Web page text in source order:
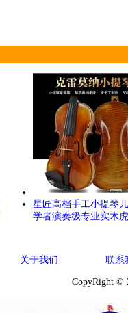
星匠高档手工小提琴
学者演奏级专业实木
关于我们 联系
CopyRight ©